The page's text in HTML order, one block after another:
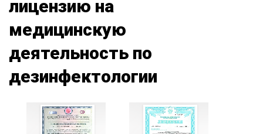
лицензию на
медицинскую
деятельность по
дезинфектологии